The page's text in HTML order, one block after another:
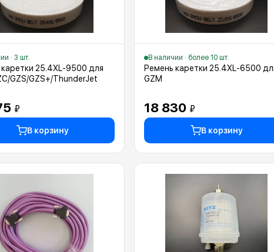
· 3 шт.
25.4XL-9500 для
GZS/GZS+/ThunderJet
₽
В корзину
В наличии · более 10 шт.
Ремень каретки 25.4XL-6500
GZM
18 830 ₽
В корзину